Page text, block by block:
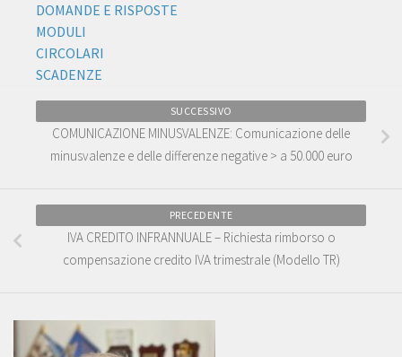
DOMANDE E RISPOSTE
MODULI
CIRCOLARI
SCADENZE
SUCCESSIVO
COMUNICAZIONE MINUSVALENZE: Comunicazione delle
minusvalenze e delle differenze negative > a 50.000 euro
PRECEDENTE
IVA CREDITO INFRANNUALE – Richiesta rimborso o
compensazione credito IVA trimestrale (Modello TR)